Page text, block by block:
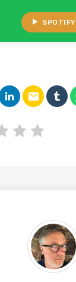
play_arrow SPOTIFY
email